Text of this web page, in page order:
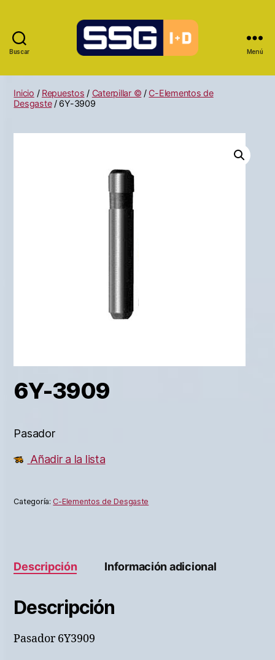
Buscar Menú
Inicio / Repuestos / Caterpillar © / C-Elementos de
Desgaste/ 6Y-3909
6Y-3909
Pasador
Añadir a la lista
Categoría: C-Elementos de Desgaste
Descripción Información adicional
Descripción
Pasador 6Y3909